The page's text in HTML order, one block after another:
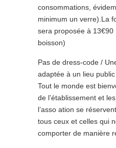
consommations,
minimum un verre).La
sera proposée à
boisson)
Pas de dress-code /
adaptée à un lieu public
Tout le monde est
de l’établissement et
l’asso ation se
tous ceux et celles qui
comporter de manière